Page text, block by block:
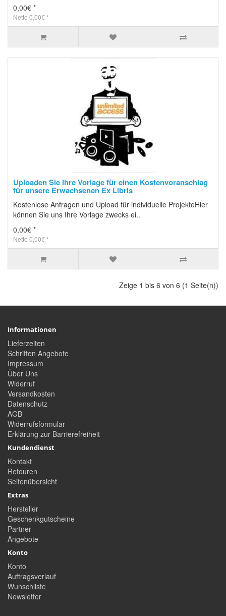
0,00€ *
Netto 0,00€ *
Uploaden Sie Ihre Vorlage für einen Kostenvoranschlag
für unsere Erwachsenen Ex Libris
Kostenlose Anfragen und Upload für individuelle ProjekteHier
können Sie uns Ihre Vorlage zwecks ei..
0,00€ *
Netto 0,00€ *
Zeige 1 bis 6 von 6 (1 Seite(n))
Informationen
Lieferzeiten
Schriften Angebote
Impressum
Über Uns
Widerruf
Versandkosten
Datenschutz
AGB
Widerrufsformular
Erklärung zur Barrierefreiheit
Kundendienst
Kontakt
Retouren
Seitenübersicht
Extras
Hersteller
Geschenkgutscheine
Partner
Angebote
Konto
Konto
Auftragsverlauf
Wunschliste
Newsletter